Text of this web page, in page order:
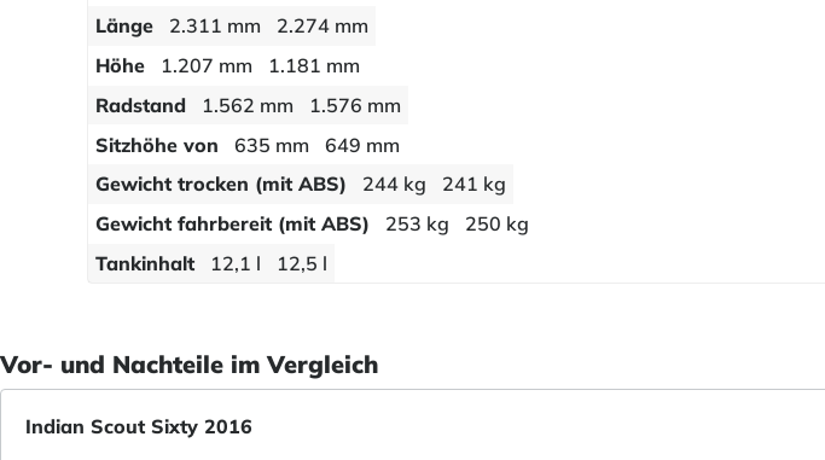
Länge 2.311 mm
2.274 mm
Höhe
1.207 mm
1.181 mm
Radstand
1.562 mm
1.576 mm
Sitzhöhe von
635 mm
649 mm
Gewicht trocken (mit ABS)
244 kg
241 kg
Gewicht fahrbereit (mit ABS)
253 kg
250 kg
Tankinhalt
12,1 l 12,5 l
Vor- und Nachteile im Vergleich
Indian Scout Sixty 2016